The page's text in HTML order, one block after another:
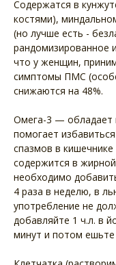
Содержатся в
костями),
(но лучше есть -
рандомизированное
что у женщин,
симптомы ПМС
снижаются на 48%.
Омега-3 — обладает
помогает
спазмов в
содержится в
необходимо
4 раза в неделю, в
употребление не
добавляйте 1 ч.л. в
минут и потом ешьте